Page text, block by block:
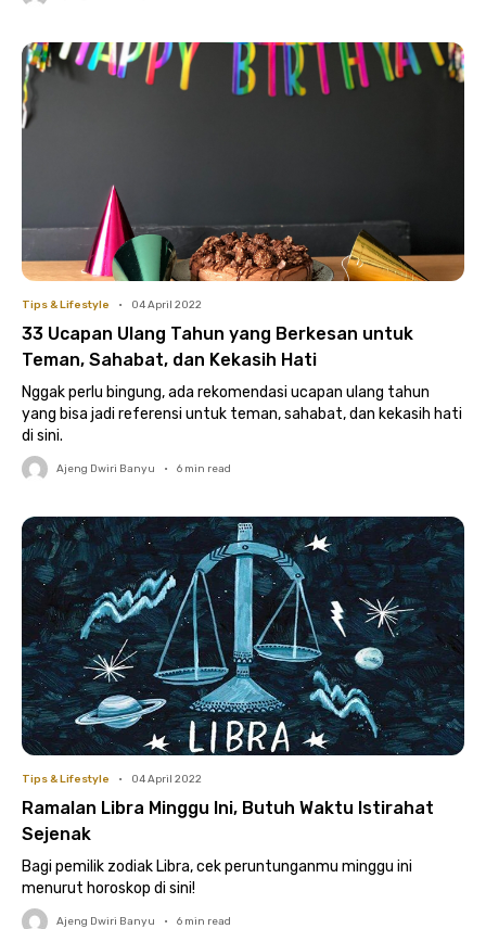
Tips & Lifestyle • 04 April 2022
33 Ucapan Ulang Tahun yang Berkesan untuk
Teman, Sahabat, dan Kekasih Hati
Nggak perlu bingung, ada rekomendasi ucapan ulang tahun
yang bisa jadi referensi untuk teman, sahabat, dan kekasih hati
di sini.
Ajeng Dwiri Banyu • 6 min read
Tips & Lifestyle • 04 April 2022
Ramalan Libra Minggu Ini, Butuh Waktu Istirahat
Sejenak
Bagi pemilik zodiak Libra, cek peruntunganmu minggu ini
menurut horoskop di sini!
Ajeng Dwiri Banyu • 6 min read